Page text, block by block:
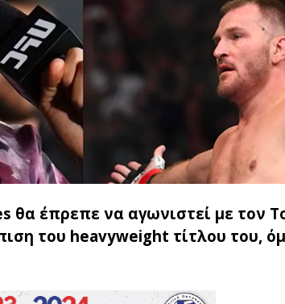
θα έπρεπε να αγωνιστεί με τον
του heavyweight τίτλου του,